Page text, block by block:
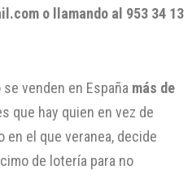
o llamando al 953 34 13
venden en España más de
que hay quien en vez de
el que veranea, decide
de lotería para no